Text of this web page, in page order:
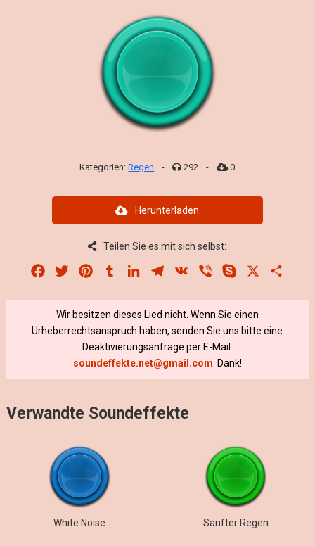
Kategorien:Regen - 292 - 0
Herunterladen
Teilen Sie es mit sich selbst:
Facebook
Twitter PinterestTumblrLinkedInTelegram
VK Viber Skype
Wir besitzen dieses Lied nicht. Wenn Sie einen
Urheberrechtsanspruch haben, senden Sie uns bitte eine
Deaktivierungsanfrage per E-Mail:
soundeffekte.net@gmail.com . Dank!
Verwandte Soundeffekte
White Noise Sanfter Regen